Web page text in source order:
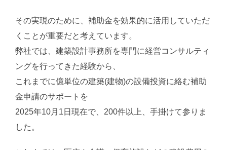
その実現のために、補助金を効果的に活用していただ
くことが重要だと考えています。
弊社では、建築設計事務所を専門に経営コンサルティ
ングを行ってきた経験から、
これまでに億単位の建築(建物)の設備投資に絡む補助
金申請のサポートを
2025年10月1日現在で、200件以上、手掛けて参りま
した。